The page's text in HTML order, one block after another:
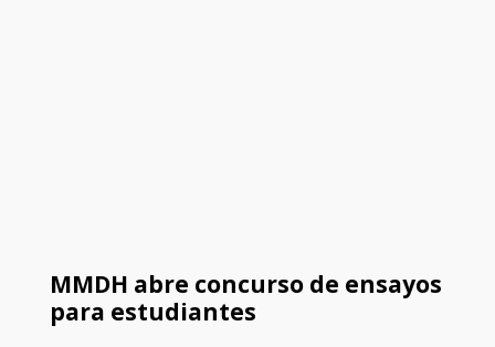
MMDH abre concurso de ensayos
para estudiantes